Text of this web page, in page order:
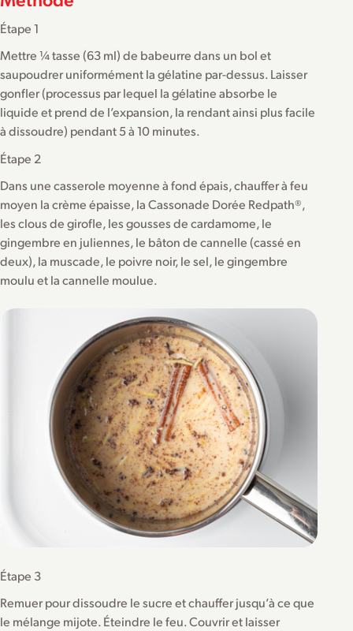
Étape 1
Mettre ¼ tasse (63 ml) de babeurre dans un bol et
saupoudrer uniformément la gélatine par-dessus. Laisser
gonfler (processus par lequel la gélatine absorbe le
liquide et prend de l’expansion, la rendant ainsi plus facile
à dissoudre) pendant 5 à 10 minutes.
Étape 2
Dans une casserole moyenne à fond épais, chauffer à feu
moyen la crème épaisse, la Cassonade Dorée Redpath®,
les clous de girofle, les gousses de cardamome, le
gingembre en juliennes, le bâton de cannelle (cassé en
deux), la muscade, le poivre noir, le sel, le gingembre
moulu et la cannelle moulue.
Étape 3
Remuer pour dissoudre le sucre et chauffer jusqu’à ce que
le mélange mijote. Éteindre le feu. Couvrir et laisser